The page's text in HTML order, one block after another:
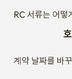
RC 서류는 어떻
계약 날짜를 바